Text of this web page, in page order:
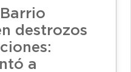
destrozos
a